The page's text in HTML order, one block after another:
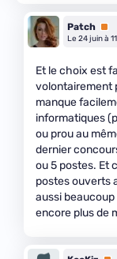
Patch
Le 24 juin à
Et le choix est
volontairement
manque
informatiques
ou prou au
dernier
ou 5 postes. Et
postes ouverts
aussi
encore plus de